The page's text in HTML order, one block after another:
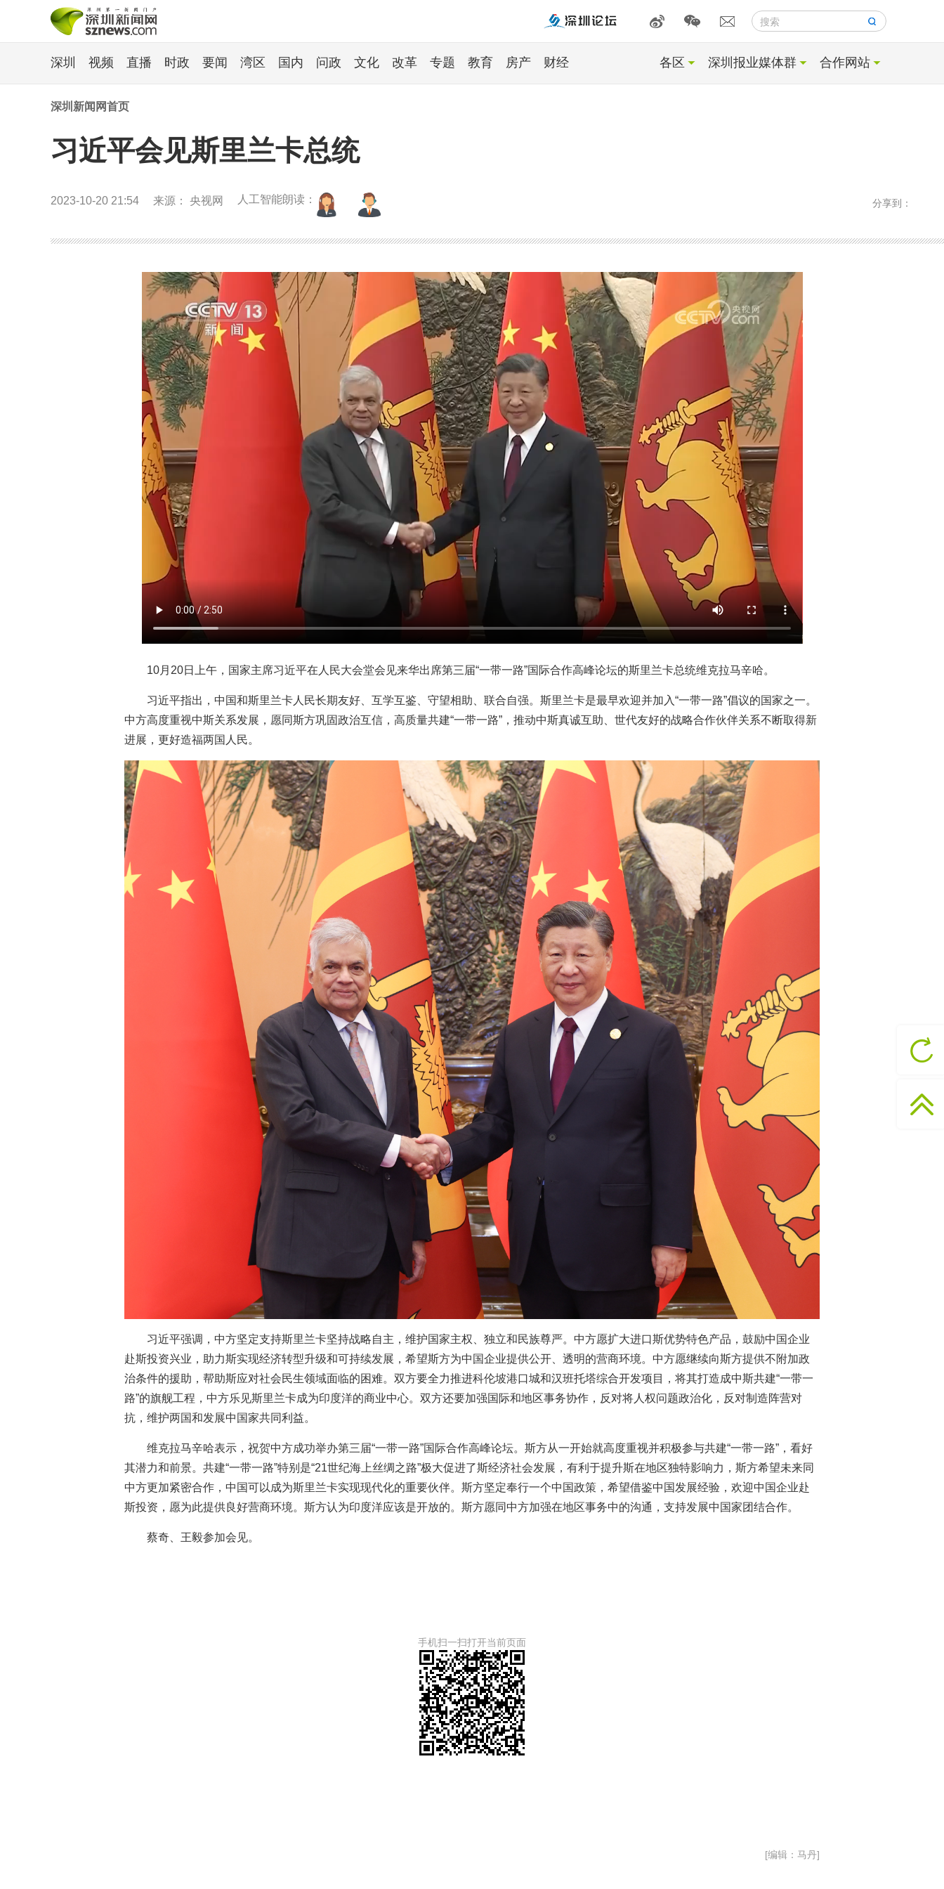
搜索
深圳 视频 直播 时政 要闻 湾区 国内 问政 文化 改革 专题 教育 房产 财经 各区 深圳报业媒体群 合作网站
深圳新闻网首页
习近平会见斯里兰卡总统
2023-10-20 21:54 来源： 央视网 人工智能朗读： 分享到：
10月20日上午，国家主席习近平在人民大会堂会见来华出席第三届“一带一路”国际合作高峰论坛的斯里兰卡总统维克拉马辛哈。
习近平指出，中国和斯里兰卡人民长期友好、互学互鉴、守望相助、联合自强。斯里兰卡是最早欢迎并加入“一带一路”倡议的国家之一。
中方高度重视中斯关系发展，愿同斯方巩固政治互信，高质量共建“一带一路”，推动中斯真诚互助、世代友好的战略合作伙伴关系不断取得新
进展，更好造福两国人民。
习近平强调，中方坚定支持斯里兰卡坚持战略自主，维护国家主权、独立和民族尊严。中方愿扩大进口斯优势特色产品，鼓励中国企业
赴斯投资兴业，助力斯实现经济转型升级和可持续发展，希望斯方为中国企业提供公开、透明的营商环境。中方愿继续向斯方提供不附加政
治条件的援助，帮助斯应对社会民生领域面临的困难。双方要全力推进科伦坡港口城和汉班托塔综合开发项目，将其打造成中斯共建“一带一
路”的旗舰工程，中方乐见斯里兰卡成为印度洋的商业中心。双方还要加强国际和地区事务协作，反对将人权问题政治化，反对制造阵营对
抗，维护两国和发展中国家共同利益。
维克拉马辛哈表示，祝贺中方成功举办第三届“一带一路”国际合作高峰论坛。斯方从一开始就高度重视并积极参与共建“一带一路”，看好
其潜力和前景。共建“一带一路”特别是“21世纪海上丝绸之路”极大促进了斯经济社会发展，有利于提升斯在地区独特影响力，斯方希望未来同
中方更加紧密合作，中国可以成为斯里兰卡实现现代化的重要伙伴。斯方坚定奉行一个中国政策，希望借鉴中国发展经验，欢迎中国企业赴
斯投资，愿为此提供良好营商环境。斯方认为印度洋应该是开放的。斯方愿同中方加强在地区事务中的沟通，支持发展中国家团结合作。
蔡奇、王毅参加会见。
手机扫一扫打开当前页面
[编辑：马丹]